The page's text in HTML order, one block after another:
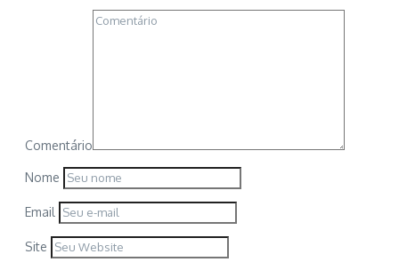
Comentário
Nome
Email
Site